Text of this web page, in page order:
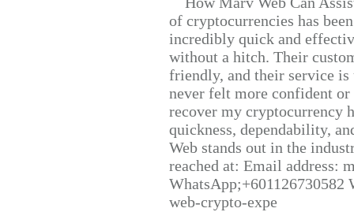
of cryptocurrencies has
incredibly quick and
without a hitch. Their
friendly, and their service
never felt more confident
recover my cryptocurrency
quickness, dependability,
Web stands out in the
reached at: Email address:
web-crypto-expe